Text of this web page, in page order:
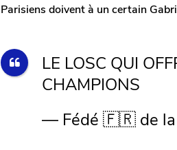
Parisiens doivent à un certain
LE LOSC QUI
CHAMPIONS
— Fédé 🇫🇷 de la